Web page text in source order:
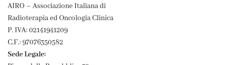
AIRO – Associazione Italiana di
Radioterapia ed Oncologia Clinica
P. IVA: 02141941209
C.F.: 97076350582
Sede Legale: